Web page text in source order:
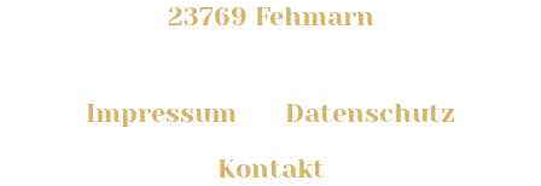
23769 Fehmarn
Impressum
Datenschutz
Kontakt